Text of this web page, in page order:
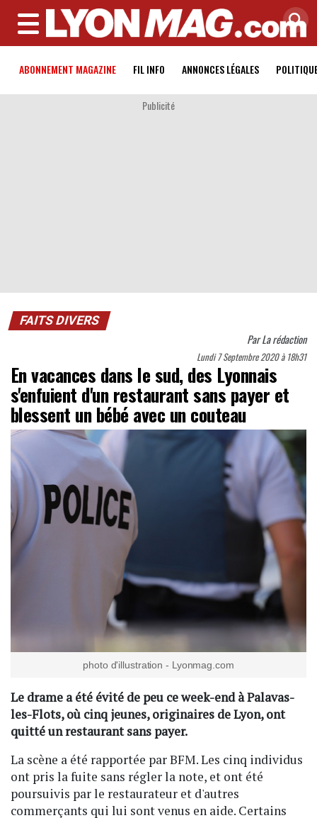
MENU
ABONNEMENT MAGAZINE FIL INFO ANNONCES LÉGALES
Publicité
FAITS DIVERS
ParLa rédaction
Lundi 7 Septembre 2020 à 18h31
En vacances dans le sud, des Lyonnais
s'enfuient d'un restaurant sans payer et
blessent un bébé avec un couteau
photo d'illustration - Lyonmag.com
Le drame a été évité de peu ce week-end à Palavas-
les-Flots, où cinq jeunes, originaires de Lyon, ont
quitté un restaurant sans payer.
La scène a été rapportée par BFM. Les cinq individus
ont pris la fuite sans régler la note, et ont été
poursuivis par le restaurateur et d'autres
commerçants qui lui sont venus en aide. Certains